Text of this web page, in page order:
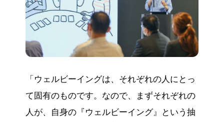
「ウェルビーイングは、それぞれの人にとっ
て固有のものです。なので、まずそれぞれの
人が、自身の『ウェルビーイング』という抽